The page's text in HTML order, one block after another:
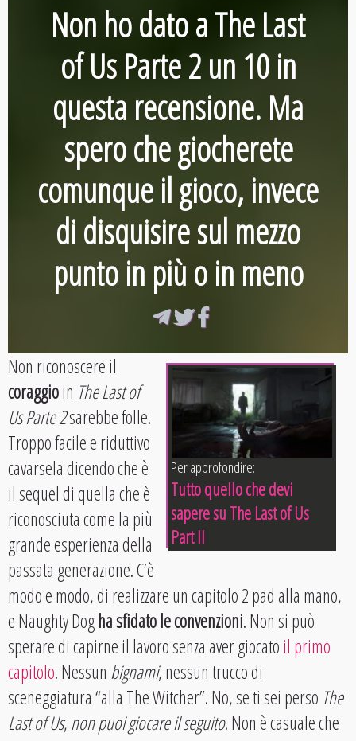
Non ho dato a The Last
of Us Parte 2 un 10 in
questa recensione. Ma
spero che giocherete
comunque il gioco, invece
di disquisire sul mezzo
punto in più o in meno
Per approfondire:
Tutto quello che devi
sapere su The Last of Us
Part II
Non riconoscere il
coraggioin The Last of
Us Parte 2sarebbe folle.
Troppo facile e riduttivo
cavarsela dicendo che è
il sequel di quella che è
riconosciuta come la più
grande esperienza della
passata generazione. C’è
modo e modo, di realizzare un capitolo 2 pad alla mano,
e Naughty Dogha sfidato le convenzioni. Non si può
sperare di capirne il lavoro senza aver giocatoil primo
capitolo. Nessun bignami, nessun trucco di
sceneggiatura “alla The Witcher”. No, se ti sei perso The
Last of Us,non puoi giocare il seguito. Non è casuale che